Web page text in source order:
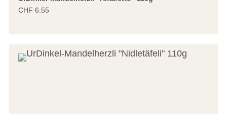
CHF 6.55